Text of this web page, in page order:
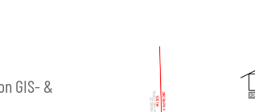
GIS- &